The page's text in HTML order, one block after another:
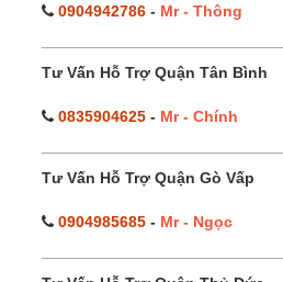
0904942786 - Mr - Thông
Tư Vấn Hỗ Trợ Quận Tân Bình
0835904625 - Mr - Chính
Tư Vấn Hỗ Trợ Quận Gò Vấp
0904985685 - Mr - Ngọc